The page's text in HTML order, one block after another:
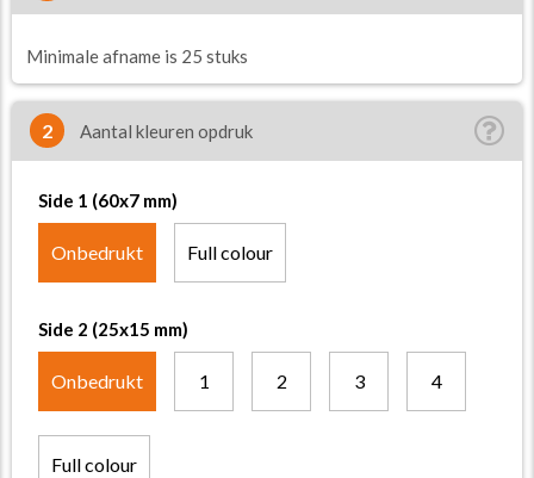
Minimale afname is 25 stuks
2 Aantal kleuren opdruk
Side 1 (60x7 mm)
Onbedrukt Full colour
Side 2 (25x15 mm)
Onbedrukt 1 2 3 4
Full colour